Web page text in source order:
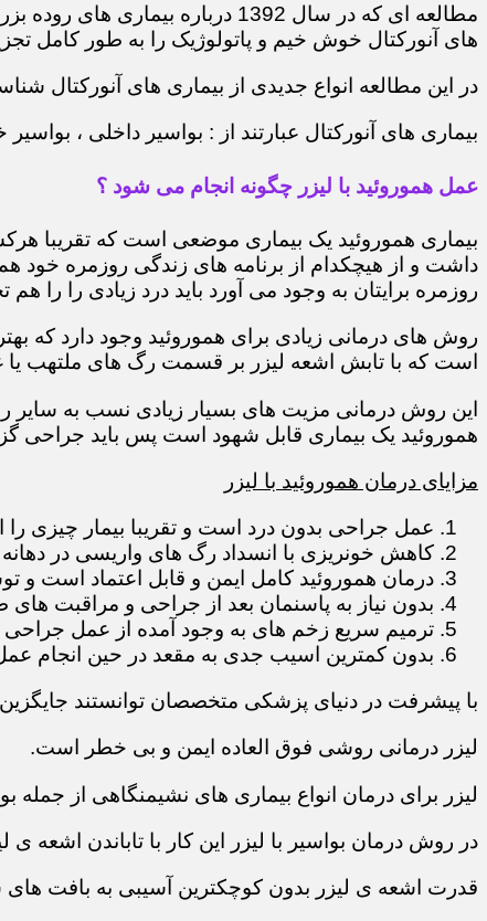
مطالعه ای که در سال 1392
های آنورکتال خوش خیم و پاتولوژیک را به طور کامل
در این مطالعه انواع جدیدی از بیماری های آنورکتال
بیماری های آنورکتال عبارتند از : بواسیر داخلی ،
عمل هموروئید با لیزر چگونه انجام می شود ؟
بیماری هموروئید یک بیماری موضعی است که تقریبا
داشت و از هیچکدام از برنامه های زندگی روزمره خود
روزمره برایتان به وجود می آورد باید درد زیادی را را هم
روش های درمانی زیادی برای هموروئید وجود دارد که
است که با تابش اشعه لیزر بر قسمت رگ های ملتهب یا
این روش درمانی مزیت های بسیار زیادی نسب به سایر
هموروئید یک بیماری قابل شهود است پس باید جراحی
مزایای درمان هموروئید با لیزر
عمل جراحی بدون درد است و تقریبا بیمار چیزی
کاهش خونریزی با انسداد رگ های واریسی در
درمان هموروئید کامل ایمن و قابل اعتماد است و
بدون نیاز به پاسنمان بعد از جراحی و مراقبت های
ترمیم سریع زخم های به وجود آمده از عمل جراحی
بدون کمترین اسیب جدی به مقعد در حین انجام
با پیشرفت در دنیای پزشکی متخصصان توانستند
لیزر درمانی روشی فوق العاده ایمن و بی خطر است.
لیزر برای درمان انواع بیماری های نشیمنگاهی از جمله
در روش درمان بواسیر با لیزر این کار با تاباندن
قدرت اشعه ی لیزر بدون کوچکترین آسیبی به بافت